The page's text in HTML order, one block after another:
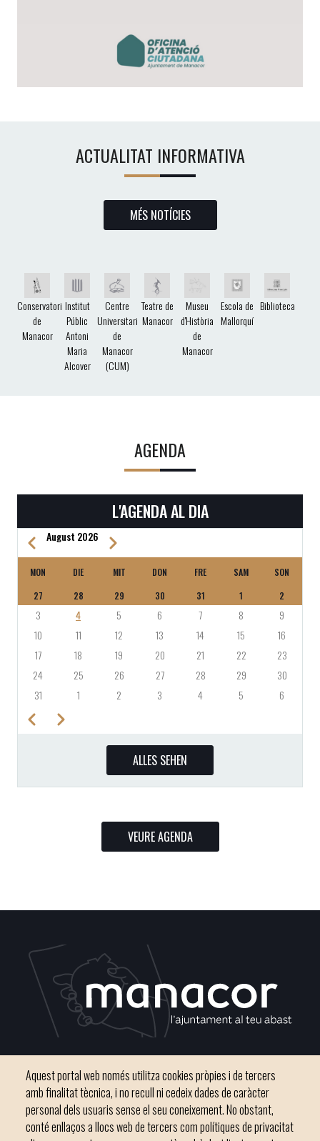
ACTUALITAT INFORMATIVA
MÉS NOTÍCIES
Conservatori
de
Manacor
Institut
Públic
Antoni
Maria
Alcover
Centre
Universitari
de
Manacor
(CUM)
Teatre de
Manacor
Museu
d'Història
de
Manacor
Escola de
Mallorquí
Biblioteca
AGENDA
L'AGENDA AL DIA
SEITENNUMMERIERUNG
ZurückAugust 2026 Weiter
MON DIE MIT DON FRE SAM
SON
27
28 29 30 31 1 2
3 4 5 6 7 8
9
10
11 12 13 14 15
16
17
18 19 20 21 22
23
24
25 26 27 28 29
30
31
1 2 3 4 5 6
Zurück Weiter
ALLES SEHEN
VEURE AGENDA
Phone 971 84 91 00 - CIF: P0703300D
Aquest portal web només utilitza cookies pròpies i de tercers
amb finalitat tècnica, i no recull ni cedeix dades de caràcter
personal dels usuaris sense el seu coneixement. No obstant,
conté enllaços a llocs web de tercers com polítiques de privacitat